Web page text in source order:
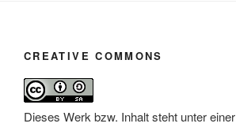
CREATIVE COMMONS
Dieses Werk bzw. Inhalt steht unter einer